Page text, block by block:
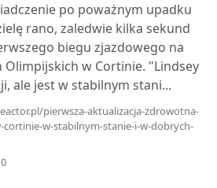
po poważnym upadku
rano, zaledwie kilka sekund
biegu zjazdowego na
w Cortinie. "Lindsey
ale jest w stabilnym stani...
pierwsza-aktualizacja-zdrowotna-
w-stabilnym-stanie-i-w-dobrych-